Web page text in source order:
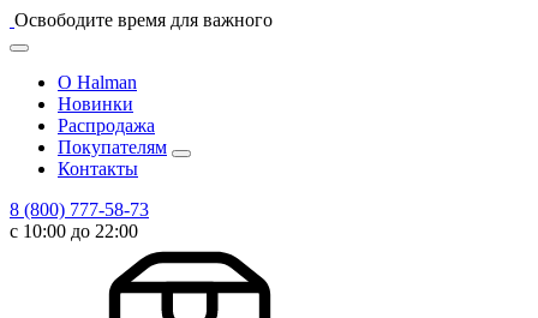
Освободите время для важного
О Halman
Новинки
Распродажа
Покупателям
Контакты
8 (800) 777-58-73
с 10:00 до 22:00